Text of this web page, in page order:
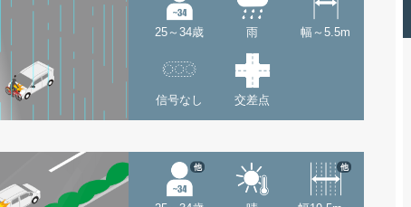
25～34歳 雨 幅～5.5m
信号なし 交差点
他 他